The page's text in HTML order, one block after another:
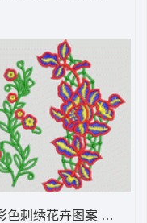
色刺绣花卉图案 朵花水